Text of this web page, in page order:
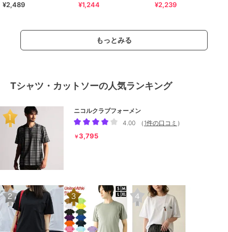
気になりにくい お袖レースフ
¥2,489 チスリーブTシャツ
¥1,244 水速乾／洗濯機OK》
¥2,239
もっとみる
Tシャツ・カットソーの人気ランキング
ニコルクラブフォーメン
4.00
（ 1件の口コミ ）
￥3,795